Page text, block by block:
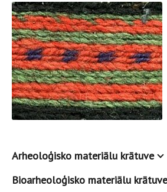
Arheoloģisko materiālu krātuve
Bioarheoloģisko materiālu krātuve